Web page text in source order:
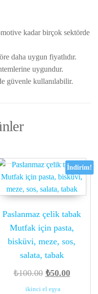
kadar birçok sektörde
daha uygun fiyatlıdır.
uygundur.
güvenle kullanılabilir.
İndirim!
Paslanmaz çelik tabak
Mutfak için pasta,
bisküvi, meze, sos,
salata, tabak
₺100.00 Orijinal
fiyat:
₺50.00Şu
ikinci el eşya